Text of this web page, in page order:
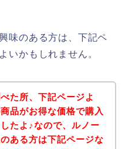
味のある方は、下記ペ
いかもしれません。
た所、下記ページよ
品がお得な価格で購入
たよ♪なので、ルノー
ある方は下記ページな